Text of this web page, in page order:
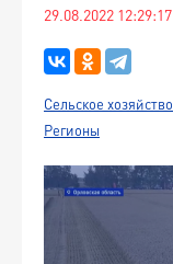
29.08.2022 12:29:17
Сельское хозяйство
Регионы